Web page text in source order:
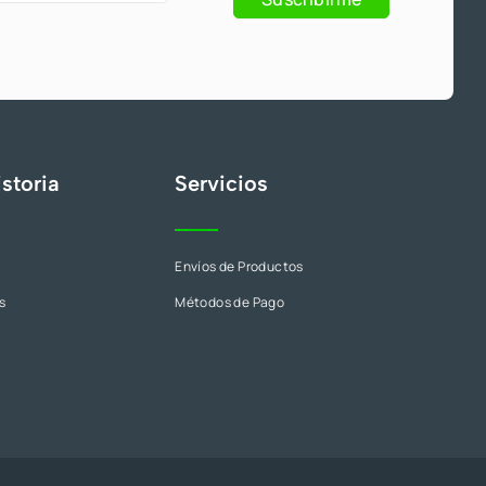
Servicios
Envíos de Productos
Métodos de Pago